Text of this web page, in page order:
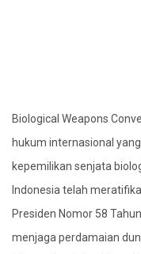
Biological Weapons
hukum internasional
kepemilikan senjata
Indonesia telah
Presiden Nomor 58
menjaga perdamaian